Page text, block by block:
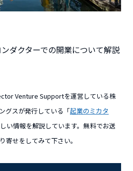
ダクターでの開業について解説
Venture Supportを運営している株
グスが発行している「起業のミカタ
い情報を解説しています。無料でお送
寄せをしてみて下さい。